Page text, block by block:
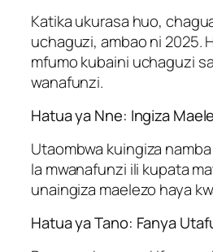
Katika ukurasa huo,
uchaguzi, ambao ni 2025.
mfumo kubaini uchaguzi
wanafunzi.
Hatua ya Nne: Ingiza
Utaombwa kuingiza
la mwanafunzi ili kupata
unaingiza maelezo haya
Hatua ya Tano: Fanya